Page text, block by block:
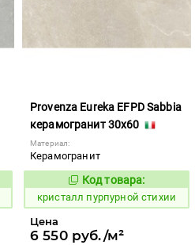
Provenza Eureka EFPD Sabbia
керамогранит 30x60
Материал:
Керамогранит
821973
Код товара:
кристалл пурпурной стихии
Цена
6 550 руб./м²